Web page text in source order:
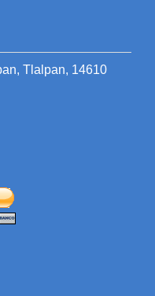
Tlalpan, 14610